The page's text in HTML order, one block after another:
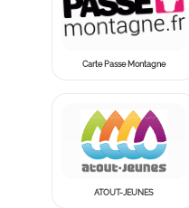
Carte Passe Montagne
ATOUT-JEUNES